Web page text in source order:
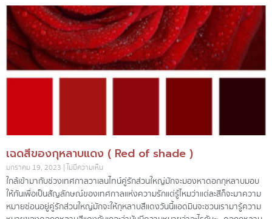
เฉดสีของกุหลาบแดง ( Red of shade )
มกราคม 19, 2023 ไม่มีความเห็น
ใกล้เข้ามากับช่วงเทศกาลวาเลนไทน์คู่รักส่วนใหญ่มักจะมองหาดอกกุหลาบมอบ
ให้กันเพื่อเป็นสัญลักษณ์ของเทศกาลแห่งความรัก แต่รู้ไหมว่าแต่ละสีก็จะมาความ
หมายซ่อนอยู่ คู่รักส่วนใหญ่มักจะให้กุหลาบสีแดง วันนี้แอดมินจะชวนเรามารู้ความ